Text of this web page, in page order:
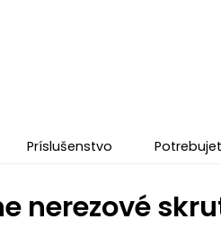
Príslušenstvo
nerezové